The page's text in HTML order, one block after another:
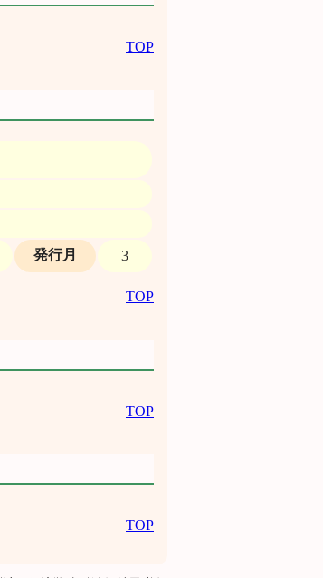
TOP
発行月 3
TOP
TOP
TOP